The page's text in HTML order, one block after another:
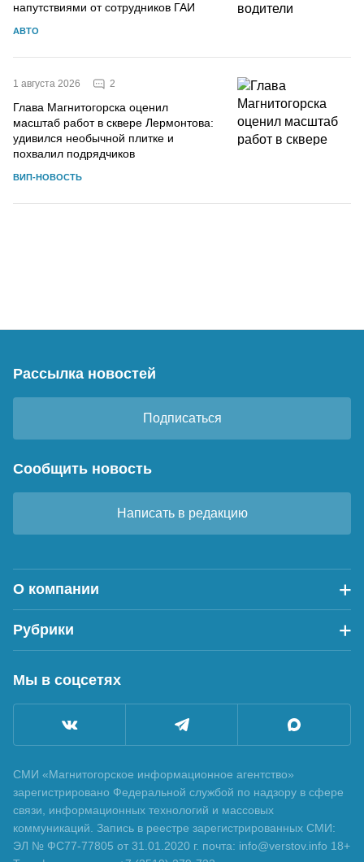
напутствиями от сотрудников ГАИ
АВТО
1 августа 2026 2
Глава Магнитогорска оценил
масштаб работ в сквере Лермонтова:
удивился необычной плитке и
похвалил подрядчиков
ВИП-НОВОСТЬ
Рассылка новостей
Подписаться
Сообщить новость
Написать в редакцию
О компании
Рубрики
Мы в соцсетях
СМИ «Магнитогорское информационное агентство»
зарегистрировано Федеральной службой по надзору в сфере
связи, информационных технологий и массовых
коммуникаций. Запись в реестре зарегистрированных СМИ:
ЭЛ № ФС77-77805 от 31.01.2020 г. почта: info@verstov.info 18+